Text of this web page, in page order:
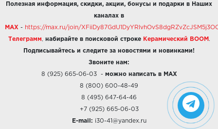
Полезная информация, скидки, акции, бонусы и подарки в Наших
каналах в
MAX - https://max.ru/join/
Телеграмм набирайте в поисковой строке Керамический BOOM .
Подписывайтесь и следите за новостями и новинками!
Звоните нам:
8 (925) 665-06-03- можно написать в MAX
8 (800) 600-48-49
8 (495) 647-64-46
+7 (925) 665-06-03
E-mail: i30-41@yandex.ru